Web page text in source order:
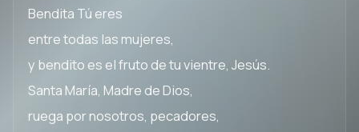
Bendita Tú eres
entre todas las mujeres,
y bendito es el fruto de tu vientre, Jesús.
Santa María, Madre de Dios,
ruega por nosotros, pecadores,